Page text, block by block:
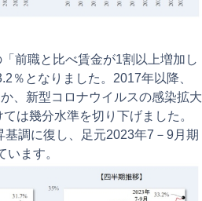
前職と比べ賃金が1割以上増加し
％となりました。2017年以降、
、新型コロナウイルスの感染拡大
は幾分水準を切り下げました。
調に復し、足元2023年7－9月期
います。